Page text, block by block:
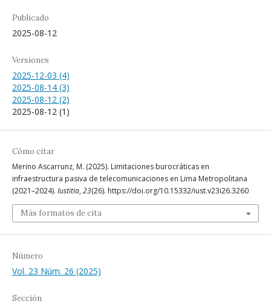
Publicado
2025-08-12
Versiones
2025-12-03 (4)
2025-08-14 (3)
2025-08-12 (2)
2025-08-12 (1)
Cómo citar
Merino Ascarrunz, M. (2025). Limitaciones burocráticas en
infraestructura pasiva de telecomunicaciones en Lima Metropolitana
(2021–2024). Iustitia, 23(26). https://doi.org/10.15332/iust.v23i26.3260
Más formatos de cita
Número
Vol. 23 Núm. 26 (2025)
Sección